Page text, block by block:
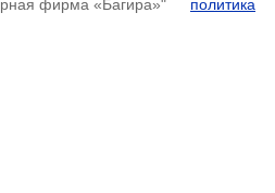
фирма «Багира»" политика